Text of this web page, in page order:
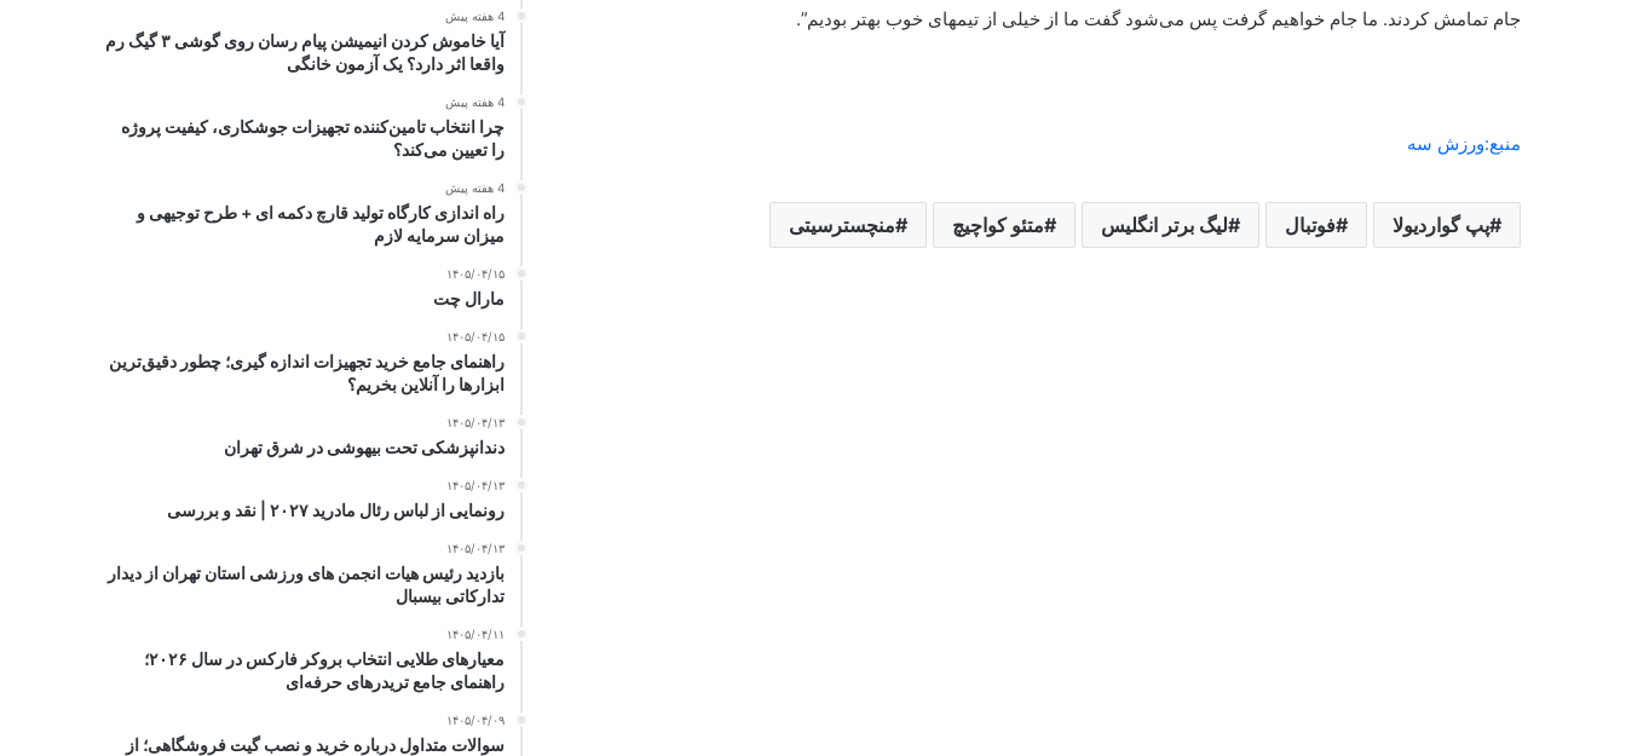
جام ‏تمامش کردند. ما جام خواهیم گرفت پس می‌شود گفت ما از خیلی ‏از تیمهای خوب بهتر بودیم”. ‏
منبع:ورزش سه
پپ گواردیولا فوتبال لیگ برتر انگلیس متئو کواچیچ منچسترسیتی
4 هفته پیش
آیا خاموش کردن انیمیشن پیام رسان روی گوشی ۳ گیگ رم
واقعا اثر دارد؟ یک آزمون خانگی
4 هفته پیش
چرا انتخاب تامین‌کننده تجهیزات جوشکاری، کیفیت پروژه
را تعیین می‌کند؟
4 هفته پیش
راه اندازی کارگاه تولید قارچ دکمه ای + طرح توجیهی و
میزان سرمایه لازم
۱۴۰۵/۰۴/۱۵
مارال چت
۱۴۰۵/۰۴/۱۵
راهنمای جامع خرید تجهیزات اندازه گیری؛ چطور دقیق‌ترین
ابزارها را آنلاین بخریم؟
۱۴۰۵/۰۴/۱۳
دندانپزشکی تحت بیهوشی در شرق تهران
۱۴۰۵/۰۴/۱۳
رونمایی از لباس رئال مادرید ۲۰۲۷ | نقد و بررسی
۱۴۰۵/۰۴/۱۳
بازدید رئیس هیات انجمن های ورزشی استان تهران از دیدار
تدارکاتی بیسبال
۱۴۰۵/۰۴/۱۱
معیارهای طلایی انتخاب بروکر فارکس در سال ۲۰۲۶؛
راهنمای جامع تریدرهای حرفه‌ای
۱۴۰۵/۰۴/۰۹
سوالات متداول درباره خرید و نصب گیت فروشگاهی؛ از